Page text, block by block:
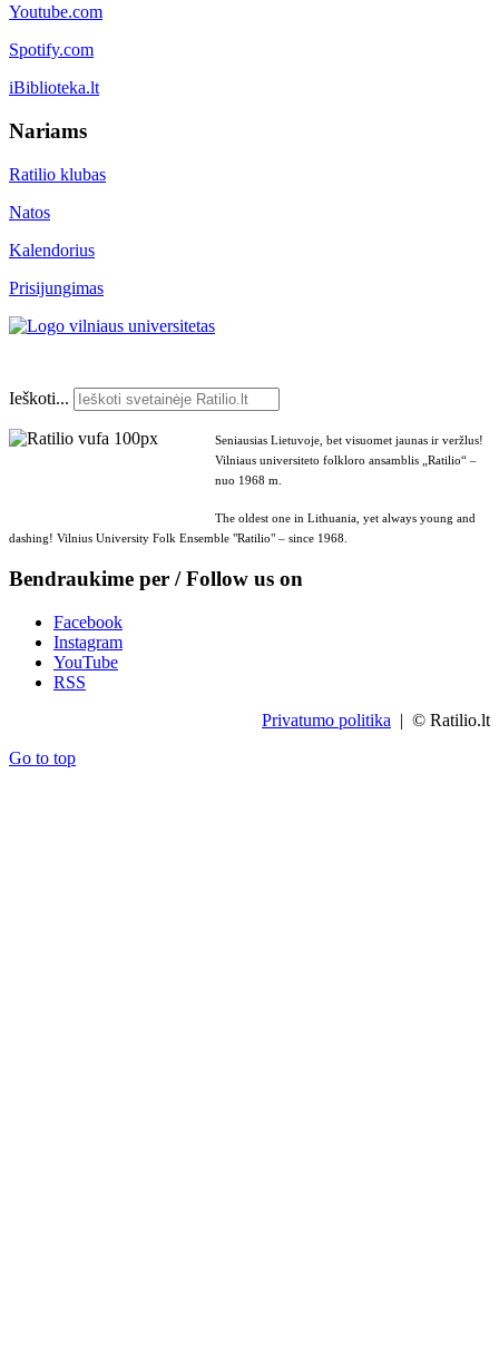
Youtube.com
Spotify.com
iBiblioteka.lt
Nariams
Ratilio klubas
Natos
Kalendorius
Prisijungimas
Ieškoti...
Seniausias Lietuvoje, bet visuomet jaunas ir veržlus!
Vilniaus universiteto folkloro ansamblis „Ratilio“ –
nuo 1968 m.
The oldest one in Lithuania, yet always young and
dashing! Vilnius University Folk Ensemble "Ratilio" – since 1968.
Bendraukime per / Follow us on
Facebook
Instagram
YouTube
RSS
Privatumo politika | © Ratilio.lt
Go to top